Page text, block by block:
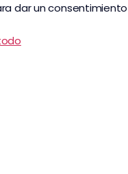
dar un consentimiento